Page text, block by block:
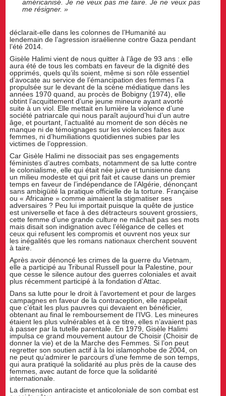
américanisé. Je ne veux pas me taire. Je ne veux pas
me résigner. »
déclarait-elle dans les colonnes de l’Humanité au
lendemain de l’agression israélienne contre Gaza pendant
l’été 2014.
Gisèle Halimi vient de nous quitter à l’âge de 93 ans : elle
aura été de tous les combats en faveur de la dignité des
opprimés, quels qu’ils soient, même si son rôle essentiel
d’avocate au service de l’émancipation des femmes l’a
propulsée sur le devant de la scène médiatique dans les
années 1970 quand, au procès de Bobigny (1974), elle
obtint l’acquittement d’une jeune mineure ayant avorté
suite à un viol. Elle mettait en lumière la violence d’une
société patriarcale qui nous paraît aujourd’hui d’un autre
âge, et pourtant, l’actualité au moment de son décès ne
manque ni de témoignages sur les violences faites aux
femmes, ni d’humiliations quotidiennes subies par les
victimes de l’oppression.
Car Gisèle Halimi ne dissociait pas ses engagements
féministes d’autres combats, notamment de sa lutte contre
le colonialisme, elle qui était née juive et tunisienne dans
un milieu modeste et qui prit fait et cause dans un premier
temps en faveur de l’indépendance de l’Algérie, dénonçant
sans ambigüité la pratique officielle de la torture. Française
ou « Africaine » comme aimaient la stigmatiser ses
adversaires ? Peu lui importait puisque la quête de justice
est universelle et face à des détracteurs souvent grossiers,
cette femme d’une grande culture ne mâchait pas ses mots
mais disait son indignation avec l’élégance de celles et
ceux qui refusent les compromis et ouvrent nos yeux sur
les inégalités que les romans nationaux cherchent souvent
à taire.
Après avoir dénoncé les crimes de la guerre du Vietnam,
elle a participé au Tribunal Russell pour la Palestine, pour
que cesse le silence autour des guerres coloniales et avait
plus récemment participé à la fondation d’Attac.
Dans sa lutte pour le droit à l’avortement et pour de larges
campagnes en faveur de la contraception, elle rappelait
que c’était les plus pauvres qui devaient en bénéficier,
obtenant au final le remboursement de l’IVG. Les mineures
étaient les plus vulnérables et à ce titre, elles n’avaient pas
à passer par la tutelle parentale. En 1979, Gisèle Halimi
impulsa ce grand mouvement autour de Choisir (Choisir de
donner la vie) et de la Marche des Femmes. Si l’on peut
regretter son soutien actif à la loi islamophobe de 2004, on
ne peut qu’admirer le parcours d’une femme de son temps,
qui aura pratiqué la solidarité au plus près de la cause des
femmes, avec autant de force que la solidarité
internationale.
La dimension antiraciste et anticoloniale de son combat est